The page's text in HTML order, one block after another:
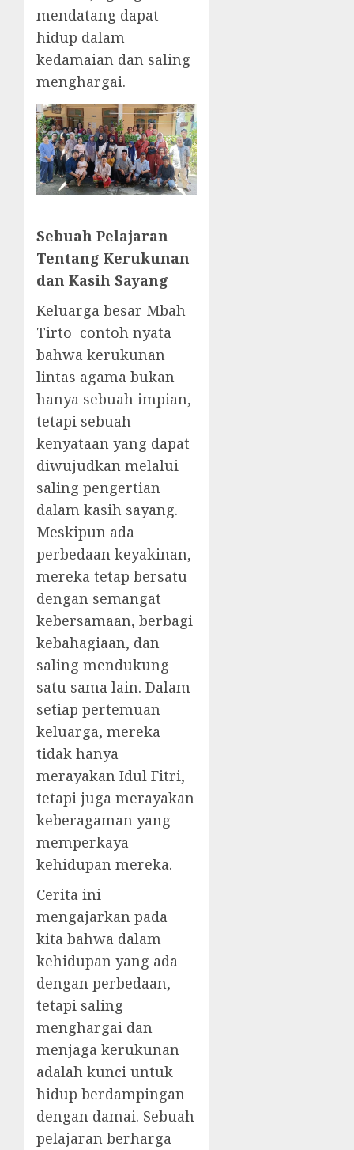
mendatang dapat
hidup dalam
kedamaian dan saling
menghargai.
Sebuah Pelajaran
Tentang Kerukunan
dan Kasih Sayang
Keluarga besar Mbah
Tirto contoh nyata
bahwa kerukunan
lintas agama bukan
hanya sebuah impian,
tetapi sebuah
kenyataan yang dapat
diwujudkan melalui
saling pengertian
dalam kasih sayang.
Meskipun ada
perbedaan keyakinan,
mereka tetap bersatu
dengan semangat
kebersamaan, berbagi
kebahagiaan, dan
saling mendukung
satu sama lain. Dalam
setiap pertemuan
keluarga, mereka
tidak hanya
merayakan Idul Fitri,
tetapi juga merayakan
keberagaman yang
memperkaya
kehidupan mereka.
Cerita ini
mengajarkan pada
kita bahwa dalam
kehidupan yang ada
dengan perbedaan,
tetapi saling
menghargai dan
menjaga kerukunan
adalah kunci untuk
hidup berdampingan
dengan damai. Sebuah
pelajaran berharga